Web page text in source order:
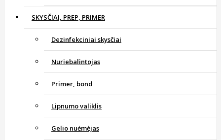
SKYSČIAI, PREP, PRIMER
Dezinfekciniai skysčiai
Nuriebalintojas
Primer, bond
Lipnumo valiklis
Gelio nuėmėjas